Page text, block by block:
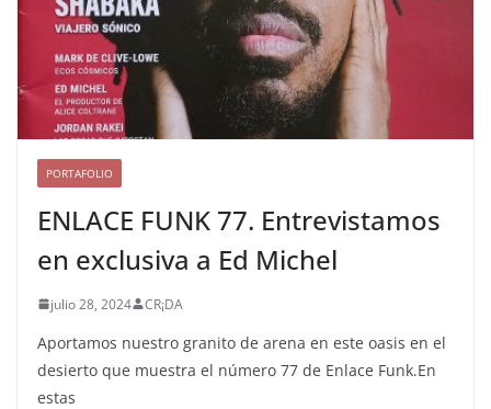
PORTAFOLIO
ENLACE FUNK 77. Entrevistamos
en exclusiva a Ed Michel
julio 28, 2024 CR¡DA
Aportamos nuestro granito de arena en este oasis en el
desierto que muestra el número 77 de Enlace Funk.En
estas